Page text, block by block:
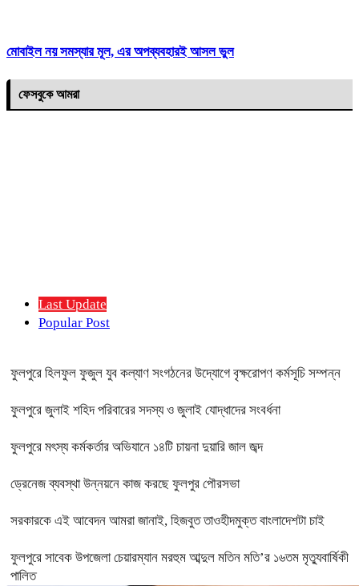
মোবাইল নয় সমস্যার মূল, এর অপব্যবহারই আসল ভুল
ফেসবুকে আমরা
Last Update
Popular Post
ফুলপুরে হিলফুল ফুজুল যুব কল্যাণ সংগঠনের উদ্যোগে বৃক্ষরোপণ কর্মসূচি সম্পন্ন
ফুলপুরে জুলাই শহিদ পরিবারের সদস্য ও জুলাই যোদ্ধাদের সংবর্ধনা
ফুলপুরে মৎস্য কর্মকর্তার অভিযানে ১৪টি চায়না দুয়ারি জাল জব্দ
ড্রেনেজ ব্যবস্থা উন্নয়নে কাজ করছে ফুলপুর পৌরসভা
সরকারকে এই আবেদন আমরা জানাই, হিজবুত তাওহীদমুক্ত বাংলাদেশটা চাই
ফুলপুরে সাবেক উপজেলা চেয়ারম্যান মরহুম আব্দুল মতিন মতি’র ১৬তম মৃত্যুবার্ষিকী
পালিত